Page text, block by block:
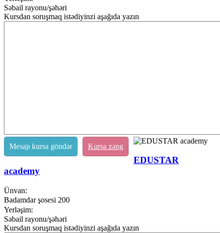
Səbail rayonu/şəhəri
Kursdan soruşmaq istədiyinzi aşağıda yazın
Mesajı kursa göndər Kursa zəng
EDUSTAR
academy
Ünvan:
Badamdar şosesi 200
Yerləşim:
Səbail rayonu/şəhəri
Kursdan soruşmaq istədiyinzi aşağıda yazın